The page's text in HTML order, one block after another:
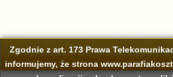
Zgodnie z art. 173 Prawa
informujemy, że strona